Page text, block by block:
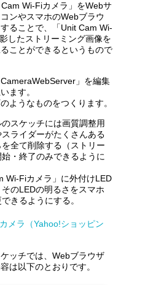
Wi-Fiカメラ」をWebサ
ンやスマホのWebブラウ
ることで、「Unit Cam Wi-
したストリーミング画像を
ことができるというもので
」を編集
ます。
ようなものをつくります。
スケッチには画質調整用
ライダーがたくさんある
全て削除する（ストリー
始・終了のみできるように
Wi-Fiカメラ」に外付けLED
のLEDの明るさをスマホ
きるようにする。
メラ（Yahoo!ショッピン
ッチでは、Webブラウザ
は以下のとおりです。